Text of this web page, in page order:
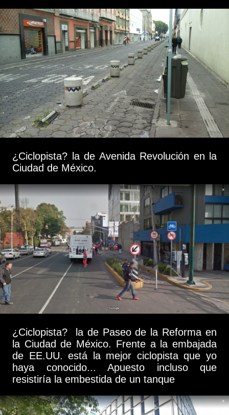
¿Ciclopista? la de Avenida Revolución en la
Ciudad de México.
¿Ciclopista? la de Paseo de la Reforma en
la Ciudad de México. Frente a la embajada
de EE.UU. está la mejor ciclopista que yo
haya conocido... Apuesto incluso que
resistiría la embestida de un tanque